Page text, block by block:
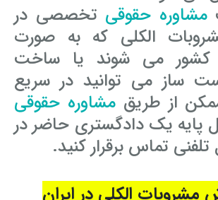
جرم توهین به مقدسات مذهبی
در ماه رمضان
مذهبی
به مقدسات (ساب النبی)
به از کار افتادن عضو
تعمیر ماهواره
اسلحه بدون مجوز
غیر مجاز
دولتی
مزاحمت واتساپی
در دعوی حقوقی (غیر مالی)
در دعوی حقوقی (مالی)
با وکیل مواد مخدر
صوتی
عده طلاق بائن خلعی
برای طلاق
طلاق
رایگان
مشاوره حقوقی تخصصی در
الکلی که به صورت
کشور می شوند یا ساخت
ساز می توانید در سریع
از طریقمشاوره حقوقی
پایه یک دادگستری حاضر در
تماس برقرار کنید.
مشروبات الکلی در ایران